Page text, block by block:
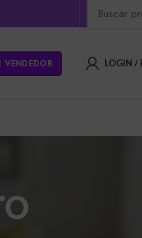
VENDEDOR LOGIN /